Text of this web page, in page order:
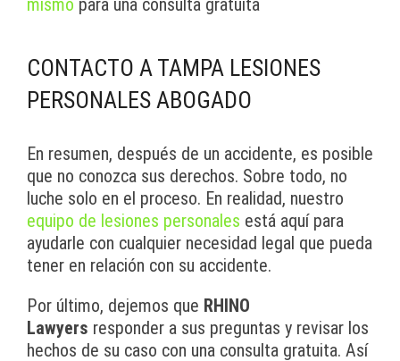
mismo para una consulta gratuita
CONTACTO A TAMPA LESIONES
PERSONALES ABOGADO
En resumen, después de un accidente, es posible
que no conozca sus derechos. Sobre todo, no
luche solo en el proceso. En realidad, nuestro
equipo de lesiones personales está aquí para
ayudarle con cualquier necesidad legal que pueda
tener en relación con su accidente.
Por último, dejemos que RHINO
Lawyers responder a sus preguntas y revisar los
hechos de su caso con una consulta gratuita. Así